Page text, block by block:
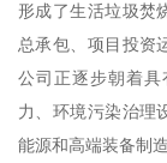
形成了生活垃圾焚
总承包、项目投资
公司正逐步朝着
力、环境污染治理
能源和高端装备制